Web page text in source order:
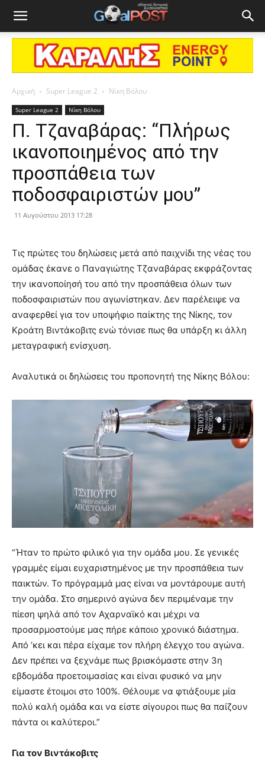
Αρχική Super League 2 Νίκη Βόλου
Super League 2 Νίκη Βόλου
Π. Τζαναβάρας: “Πλήρως
ικανοποιημένος από την
προσπάθεια των
ποδοσφαιριστών μου”
11 Αυγούστου 2013 17:28
Τις πρώτες του δηλώσεις μετά από παιχνίδι της νέας του
ομάδας έκανε ο Παναγιώτης Τζαναβάρας εκφράζοντας
την ικανοποίησή του από την προσπάθεια όλων των
ποδοσφαιριστών που αγωνίστηκαν. Δεν παρέλειψε να
αναφερθεί για τον υποψήφιο παίκτης της Νίκης, τον
Κροάτη Βιντάκοβιτς ενώ τόνισε πως θα υπάρξη κι άλλη
μεταγραφική ενίσχυση.
Αναλυτικά οι δηλώσεις του προπονητή της Νίκης Βόλου:
“Ήταν το πρώτο φιλικό για την ομάδα μου. Σε γενικές
γραμμές είμαι ευχαριστημένος με την προσπάθεια των
παικτών. Το πρόγραμμά μας είναι να μοντάρουμε αυτή
την ομάδα. Στο σημερινό αγώνα δεν περιμέναμε την
πίεση ψηλά από τον Αχαρναϊκό και μέχρι να
προσαρμοστούμε μας πήρε κάποιο χρονικό διάστημα.
Από ‘κει και πέρα είχαμε τον πλήρη έλεγχο του αγώνα.
Δεν πρέπει να ξεχνάμε πως βρισκόμαστε στην 3η
εβδομάδα προετοιμασίας και είναι φυσικό να μην
είμαστε έτοιμοι στο 100%. Θέλουμε να φτιάξουμε μία
πολύ καλή ομάδα και να είστε σίγουροι πως θα παίζουν
πάντα οι καλύτεροι.”
Για τον Βιντάκοβιτς